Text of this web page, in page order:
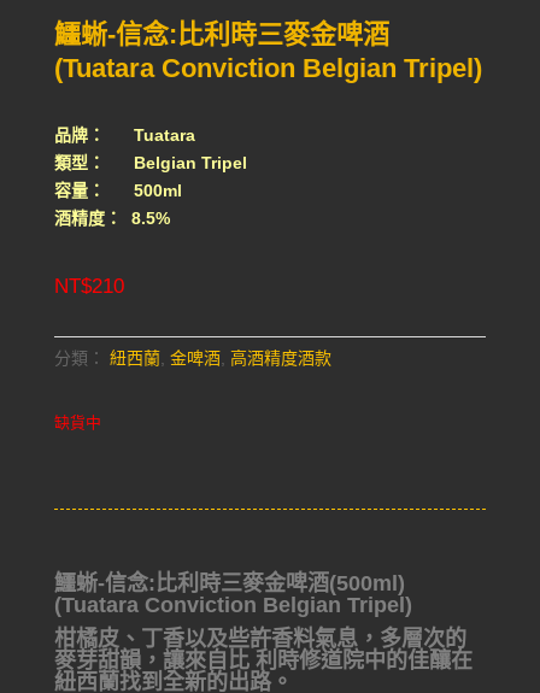
鱷蜥-信念:比利時三麥金啤酒
(Tuatara Conviction Belgian Tripel)
品牌： Tuatara
類型： Belgian Tripel
容量： 500ml
酒精度： 8.5%
NT$210
分類： 紐西蘭, 金啤酒, 高酒精度酒款
缺貨中
鱷蜥-信念:比利時三麥金啤酒(500ml)
(Tuatara Conviction Belgian Tripel)
柑橘皮、丁香以及些許香料氣息，多層次的
麥芽甜韻，讓來自比 利時修道院中的佳釀在
紐西蘭找到全新的出路。